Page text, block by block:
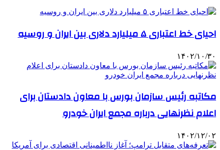
احیای خط اعتباری ۵ میلیارد دلاری بین ایران و روسیه
۱۴۰۲/۱۰/۳۰
مکاتبه رئیس سازمان بورس با معاون دادستان برای
اعلام نظرنهایی درباره مجمع ایران خودرو
۱۴۰۲/۱۲/۰۲